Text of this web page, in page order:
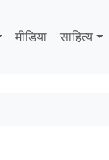
मीडिया साहित्‍य